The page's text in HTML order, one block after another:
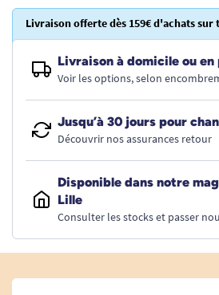
Livraison offerte dès 159€ d'achats sur
Livraison à domicile ou
Voir les options, selon
Jusqu’à 30 jours pour
Découvrir nos assurances retour
Disponible dans notre
Lille
Consulter les stocks et passer